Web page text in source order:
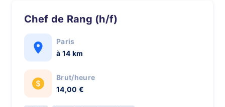
Chef de Rang (h/f)
Paris
à 14 km
Brut/heure
14,00 €